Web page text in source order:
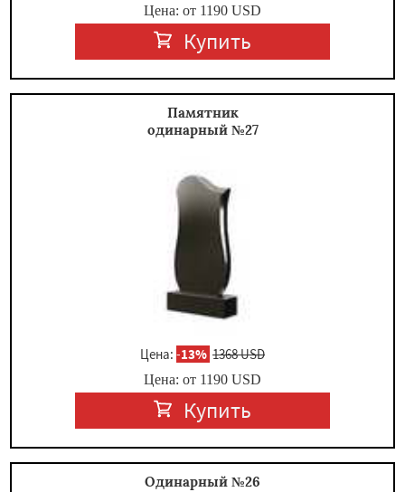
Цена: от 1190 USD
Купить
Памятник
одинарный №27
Цена: -13% 1368 USD
Цена: от 1190 USD
Купить
Одинарный №26